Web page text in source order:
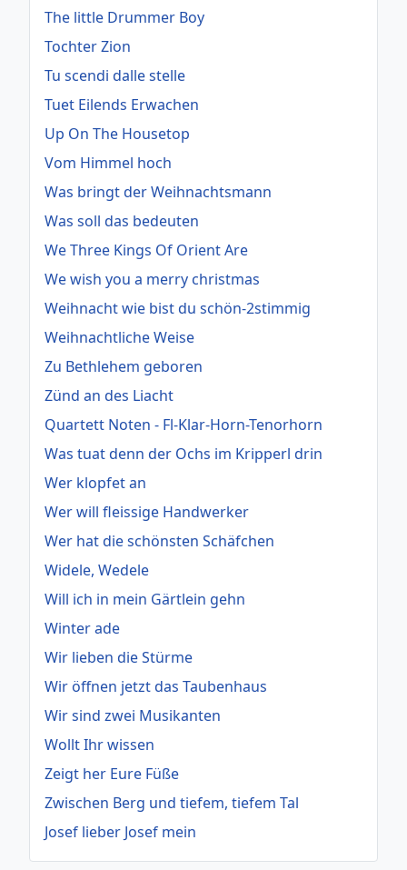
The little Drummer Boy
Tochter Zion
Tu scendi dalle stelle
Tuet Eilends Erwachen
Up On The Housetop
Vom Himmel hoch
Was bringt der Weihnachtsmann
Was soll das bedeuten
We Three Kings Of Orient Are
We wish you a merry christmas
Weihnacht wie bist du schön-2stimmig
Weihnachtliche Weise
Zu Bethlehem geboren
Zünd an des Liacht
Quartett Noten - Fl-Klar-Horn-Tenorhorn
Was tuat denn der Ochs im Kripperl drin
Wer klopfet an
Wer will fleissige Handwerker
Wer hat die schönsten Schäfchen
Widele, Wedele
Will ich in mein Gärtlein gehn
Winter ade
Wir lieben die Stürme
Wir öffnen jetzt das Taubenhaus
Wir sind zwei Musikanten
Wollt Ihr wissen
Zeigt her Eure Füße
Zwischen Berg und tiefem, tiefem Tal
Josef lieber Josef mein